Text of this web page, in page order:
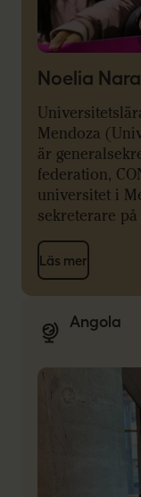
Noelia
Mendoza
är
federation,
universitet i
sekreterare
Läs mer
Angola